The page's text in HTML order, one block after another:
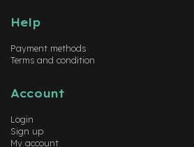
Help
Payment methods
Terms and condition
Account
Login
Sign up
My account